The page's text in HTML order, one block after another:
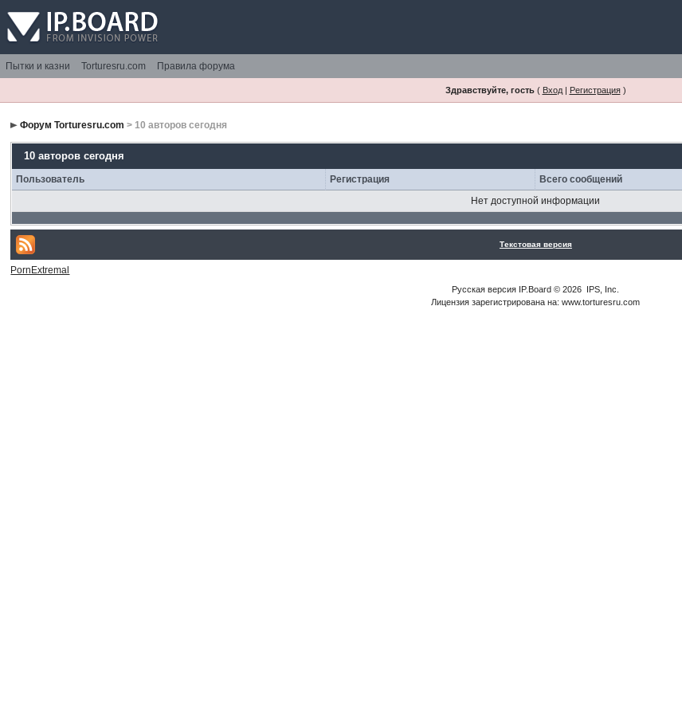
Пытки и казни Torturesru.com Правила форума
Здравствуйте, гость( Вход| Регистрация)
Форум Torturesru.com > 10 авторов сегодня
10 авторов сегодня
Пользователь Регистрация Всего сообщений
Нет доступной информации
Текстовая версия
PornExtremal
Русская версия IP.Board© 2026 IPS, Inc
Лицензия зарегистрирована на: www.torturesru.com